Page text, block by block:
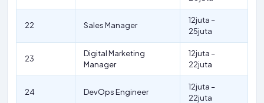
22 Sales Manager
12juta –
25juta
23
Digital Marketing
Manager
12juta –
22juta
24 DevOps Engineer
12juta –
22juta